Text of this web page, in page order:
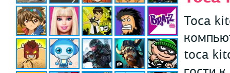
Toca
toca